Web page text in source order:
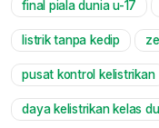
final piala dunia u-17
listrik tanpa kedip
pusat kontrol kelistrikan
daya kelistrikan kelas